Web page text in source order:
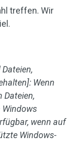
treffen. Wir
Wenn
Dateien,
Windows
wenn auf
Windows-